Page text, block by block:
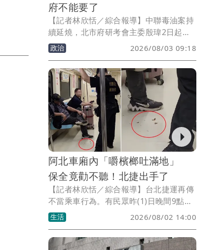
府不能要了
【記者林欣恬／綜合報導】中聯毒油案持
續延燒，北市府研考會主委殷瑋2日起在
臉書連發4篇貼文，針對台糖5月即驗出中
聯供應的粗油含有一級致癌物苯駢芘
（BaP）超標一事，質疑台糖與經濟部明
知毒油問題卻未主動通報，痛批政府「毒
油不通報、毒油不下架」，更直言「這個
政府不能要了」。
政治 2026/08/03 09:18
阿北車廂內「嚼檳榔吐滿地」
保全竟勸不聽！北捷出手了
【記者林欣恬／綜合報導】台北捷運再傳
不當乘車行為。有民眾昨(1)日晚間9點在
松山新店線（綠線）、中正紀念堂往西門
方向，拍下一名中年男性乘客在捷運車廂
內嚼食檳榔的畫面。該名男子不僅無視站
生活 2026/08/02 14:00